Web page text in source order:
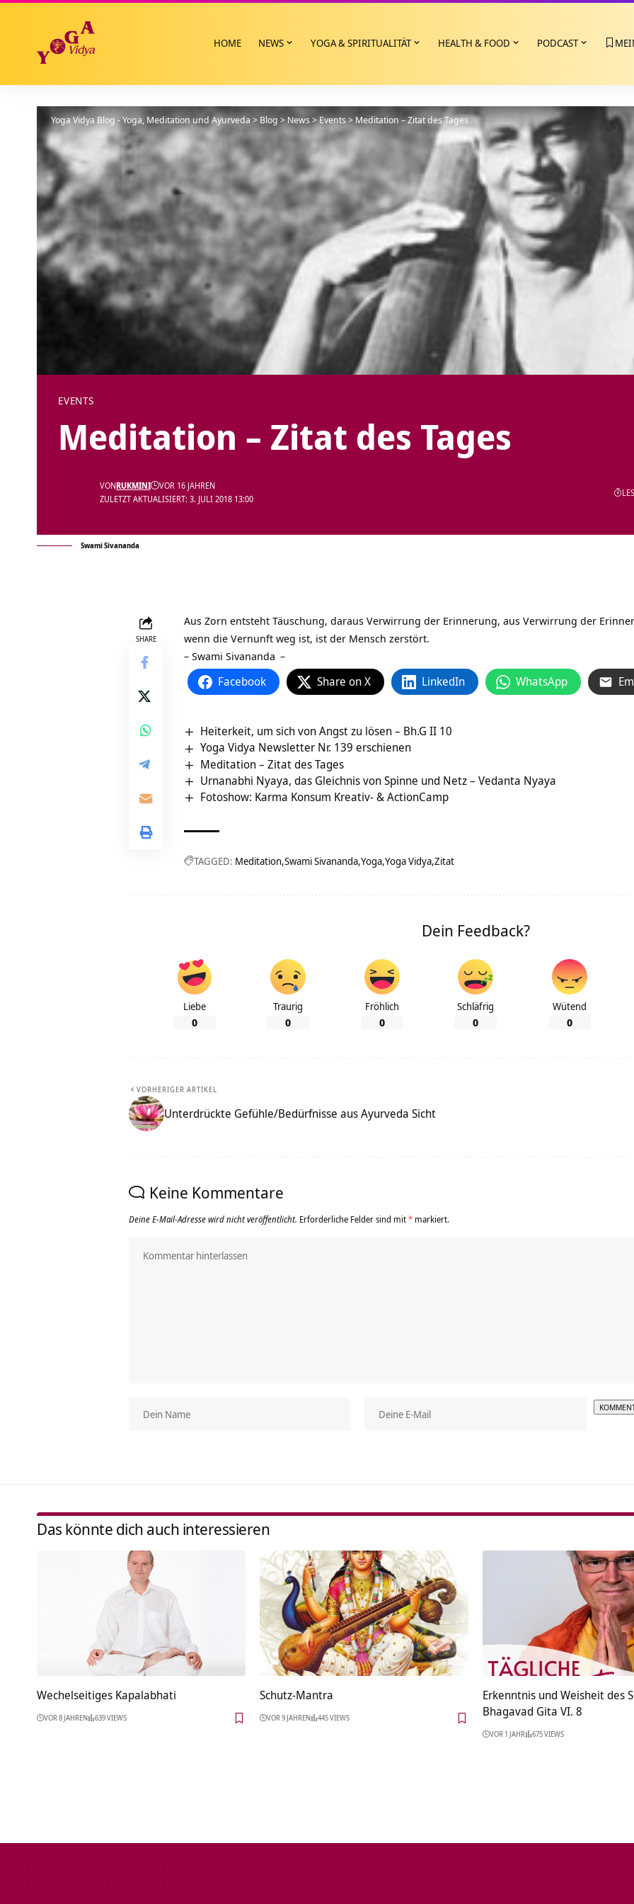
HOME NEWS YOGA & SPIRITUALITÄT HEALTH & FOOD PODCAST
Yoga Vidya Blog - Yoga, Meditation und Ayurveda > Blog >News>Events>Meditation – Zitat des Tages
EVENTS
Meditation – Zitat des Tages
ZULETZT AKTUALISIERT: 3. JULI 2018 13:00
VONRUKMINI VOR 16 JAHREN
Swami Sivananda
SHARE
Aus Zorn entsteht Täuschung, daraus Verwirrung der Erinnerung, aus Verwirrung der
wenn die Vernunft weg ist, ist der Mensch zerstört.
– Swami Sivananda –
Facebook Share on X LinkedIn WhatsApp
Heiterkeit, um sich von Angst zu lösen – Bh.G II 10
Yoga Vidya Newsletter Nr. 139 erschienen
Meditation – Zitat des Tages
Urnanabhi Nyaya, das Gleichnis von Spinne und Netz – Vedanta Nyaya
Fotoshow: Karma Konsum Kreativ- & ActionCamp
TAGGED: Meditation Swami Sivananda Yoga Yoga Vidya Zitat
Dein Feedback?
Liebe
0
Traurig
0
Fröhlich
0
Schläfrig
0
Wütend
0
VORHERIGER ARTIKEL
Unterdrückte Gefühle/Bedürfnisse aus Ayurveda Sicht
Keine Kommentare
Deine E-Mail-Adresse wird nicht veröffentlicht. Erforderliche Felder sind mit* markiert.
Das könnte dich auch interessieren
Wechelseitiges Kapalabhati
VOR 8 JAHREN 639 VIEWS
Schutz-Mantra
VOR 9 JAHREN 445 VIEWS
Erkenntnis und Weisheit des
Bhagavad Gita VI. 8
VOR 1 JAHR 675 VIEWS